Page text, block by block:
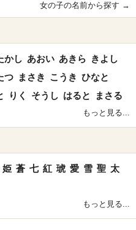
女の子の名前から探す →
かし あおい あきら きよし
つ まさき こうき ひなと
りく そうし はると まさる
もっと見る...
姫 蒼 七 紅 琥 愛 雪 聖 太
もっと見る...